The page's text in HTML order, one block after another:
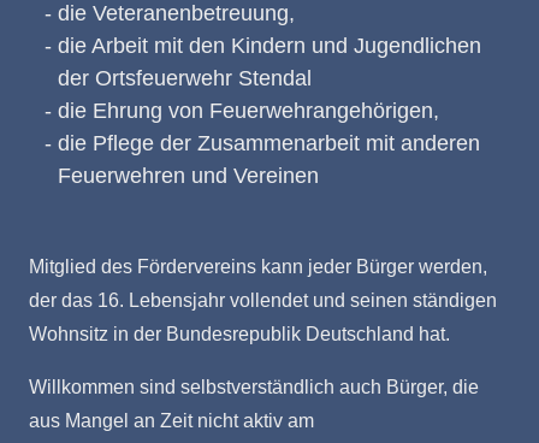
die Veteranenbetreuung,
die Arbeit mit den Kindern und Jugendlichen
der Ortsfeuerwehr Stendal
die Ehrung von Feuerwehrangehörigen,
die Pflege der Zusammenarbeit mit anderen
Feuerwehren und Vereinen
Mitglied des Fördervereins kann jeder Bürger werden,
der das 16. Lebensjahr vollendet und seinen ständigen
Wohnsitz in der Bundesrepublik Deutschland hat.
Willkommen sind selbstverständlich auch Bürger, die
aus Mangel an Zeit nicht aktiv am